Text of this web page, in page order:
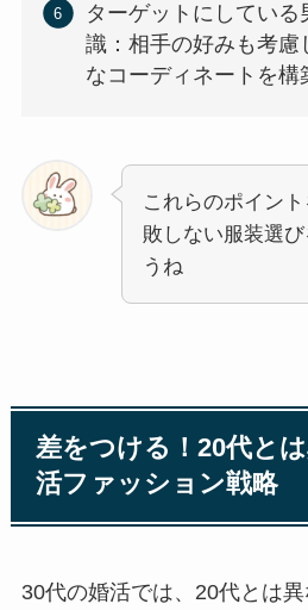
ターゲットにしている
識：相手の好みも考慮
なコーディネートを構
これらのポイン
敗しない服装選
うね
差をつける！20代と
活ファッション戦略
30代の婚活では、20代とは